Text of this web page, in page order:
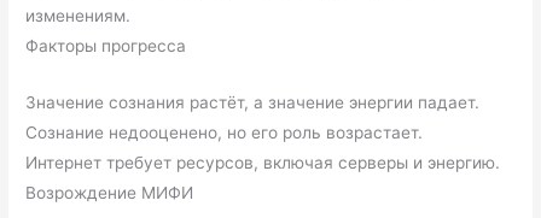
изменениям.
Факторы прогресса
Значение сознания растёт, а значение энергии падает.
Сознание недооценено, но его роль возрастает.
Интернет требует ресурсов, включая серверы и энергию.
Возрождение МИФИ